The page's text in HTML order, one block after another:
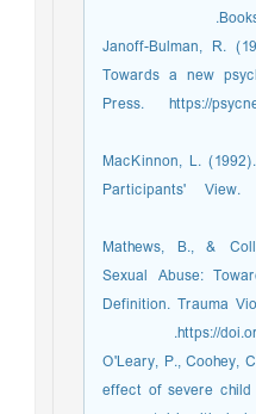
Janoff-Bulman, R.
Towards a new
Press. https://
MacKinnon, L.
Participants'
Mathews, B., &
Sexual Abuse:
Definition. Trauma
https://
O'Leary, P., Coohey,
effect of severe